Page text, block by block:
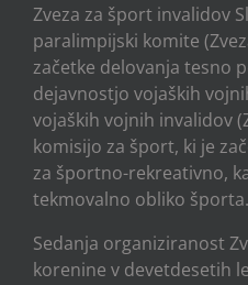
Zveza za šport invalidov
paralimpijski komite
začetke delovanja tesno
dejavnostjo vojaških
vojaških vojnih invalidov
komisijo za šport, ki je
za športno-rekreativno,
tekmovalno obliko športa.
Sedanja organiziranost
korenine v devetdesetih